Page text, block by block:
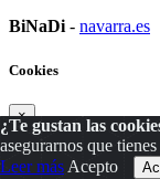
BiNaDi - navarra.es
¿Te gustan las
asegurarnos que
Leer más Acepto
Cookies
×